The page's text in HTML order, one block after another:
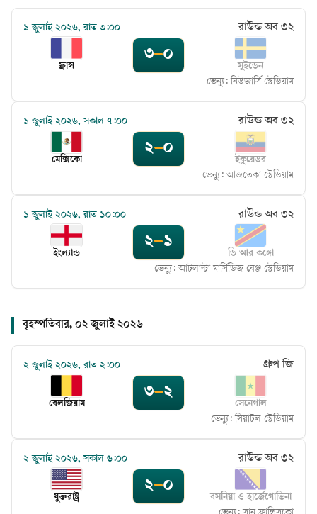
১ জুলাই ২০২৬, রাত ৩:০০ রাউন্ড অব ৩২
ফ্রান্স
৩–০
সুইডেন
ভেন্যু:নিউজার্সি স্টেডিয়াম
১ জুলাই ২০২৬, সকাল ৭:০০ রাউন্ড অব ৩২
মেক্সিকো
২–০
ইকুয়েডর
ভেন্যু:আজতেকা স্টেডিয়াম
১ জুলাই ২০২৬, রাত ১০:০০ রাউন্ড অব ৩২
ইংল্যান্ড
২–১
ডি আর কঙ্গো
ভেন্যু:আটলান্টা মার্সিডিজ বেঞ্জ স্টেডিয়াম
বৃহস্পতিবার, ০২ জুলাই ২০২৬
২ জুলাই ২০২৬, রাত ২:০০ গ্রুপ জি
বেলজিয়াম
৩–২
সেনেগাল
ভেন্যু:সিয়াটল স্টেডিয়াম
২ জুলাই ২০২৬, সকাল ৬:০০ রাউন্ড অব ৩২
যুক্তরাষ্ট্র
২–০
বসনিয়া ও হার্জেগোভিনা